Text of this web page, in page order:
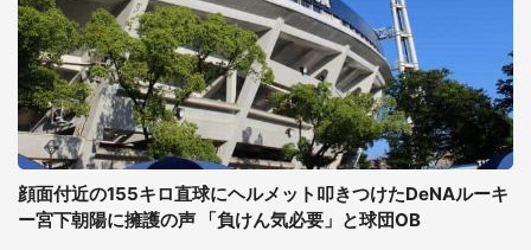
顔面付近の155キロ直球にヘルメット叩きつけたDeNAルーキ
ー宮下朝陽に擁護の声 「負けん気必要」と球団OB